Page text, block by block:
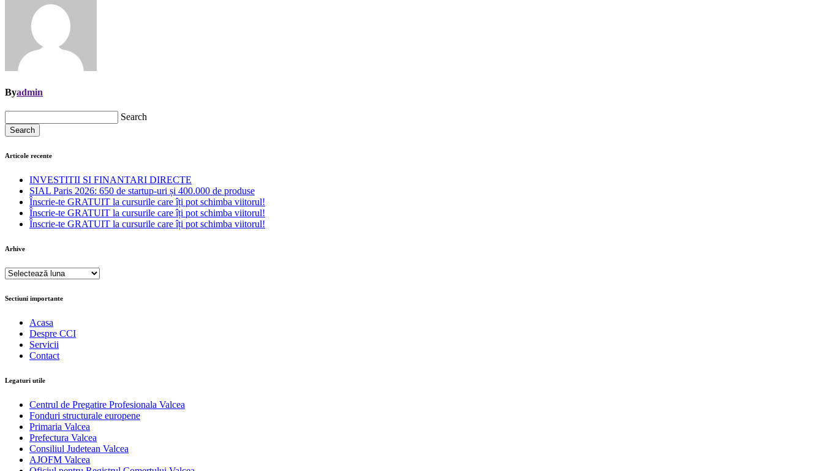
Byadmin
Search
Search
Articole recente
INVESTITII SI FINANTARI DIRECTE
SIAL Paris 2026: 650 de startup-uri și 400.000 de produse
Înscrie-te GRATUIT la cursurile care îți pot schimba viitorul!
Înscrie-te GRATUIT la cursurile care îți pot schimba viitorul!
Înscrie-te GRATUIT la cursurile care îți pot schimba viitorul!
Arhive
Arhive
Sectiuni importante
Acasa
Despre CCI
Servicii
Contact
Legaturi utile
Centrul de Pregatire Profesionala Valcea
Fonduri structurale europene
Primaria Valcea
Prefectura Valcea
Consiliul Judetean Valcea
AJOFM Valcea